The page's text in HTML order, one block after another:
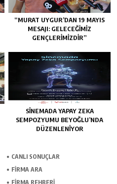
“MURAT UYGUR’DAN 19 MAYIS
MESAJI: GELECEĞIMIZ
GENÇLERIMIZDIR”
SINEMADA YAPAY ZEKA
SEMPOZYUMU BEYOĞLU’NDA
DÜZENLENIYOR
CANLI SONUÇLAR
FİRMA ARA
FİRMA REHBERİ